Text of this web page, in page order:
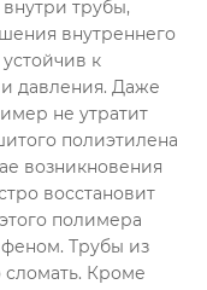
трубы,
внутреннего
к
давления. Даже
не утратит
полиэтилена
возникновения
восстановит
полимера
феном. Трубы из
Кроме